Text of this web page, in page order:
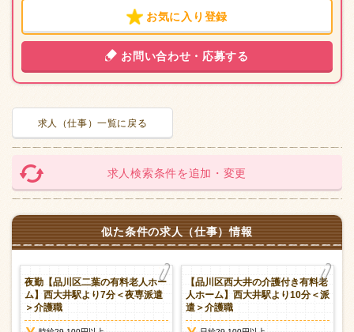
お気に入り登録
お問い合わせ・応募する
求人（仕事）一覧に戻る
求人検索条件を追加・変更
似た条件の求人（仕事）情報
夜勤【品川区二葉の有料老人ホー
ム】西大井駅より7分＜夜専派遣
＞介護職
【品川区西大井の介護付き有料老
人ホーム】西大井駅より10分＜派
遣＞介護職